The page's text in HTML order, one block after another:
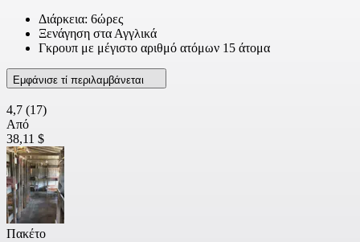
Διάρκεια: 6ώρες
Ξενάγηση στα Αγγλικά
Γκρουπ με μέγιστο αριθμό ατόμων 15 άτομα
Εμφάνισε τί περιλαμβάνεται
4,7 (17)
Από
38,11 $
Πακέτο